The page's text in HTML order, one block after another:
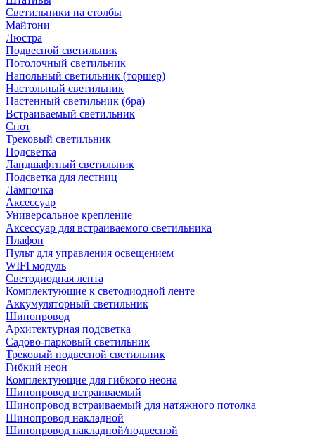
Светильники на столбы
Майтони
Люстра
Подвесной светильник
Потолочный светильник
Напольный светильник (торшер)
Настольный светильник
Настенный светильник (бра)
Встраиваемый светильник
Спот
Трековый светильник
Подсветка
Ландшафтный светильник
Подсветка для лестниц
Лампочка
Аксессуар
Универсальное крепление
Аксессуар для встраиваемого светильника
Плафон
Пульт для управления освещением
WIFI модуль
Светодиодная лента
Комплектующие к светодиодной ленте
Аккумуляторный светильник
Шинопровод
Архитектурная подсветка
Садово-парковый светильник
Трековый подвесной светильник
Гибкий неон
Комплектующие для гибкого неона
Шинопровод встраиваемый
Шинопровод встраиваемый для натяжного потолка
Шинопровод накладной
Шинопровод накладной/подвесной